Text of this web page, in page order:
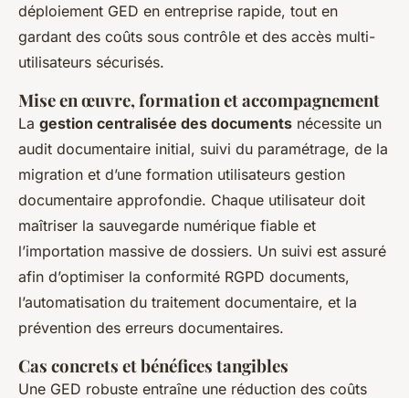
déploiement GED en entreprise rapide, tout en
gardant des coûts sous contrôle et des accès multi-
utilisateurs sécurisés.
Mise en œuvre, formation et accompagnement
La gestion centralisée des documents nécessite un
audit documentaire initial, suivi du paramétrage, de la
migration et d’une formation utilisateurs gestion
documentaire approfondie. Chaque utilisateur doit
maîtriser la sauvegarde numérique fiable et
l’importation massive de dossiers. Un suivi est assuré
afin d’optimiser la conformité RGPD documents,
l’automatisation du traitement documentaire, et la
prévention des erreurs documentaires.
Cas concrets et bénéfices tangibles
Une GED robuste entraîne une réduction des coûts